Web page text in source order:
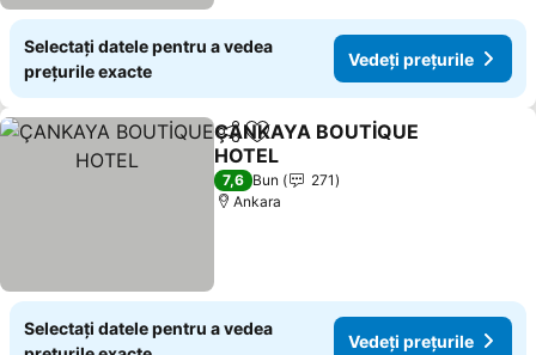
Selectați datele pentru a vedea
prețurile exacte
Vedeți prețurile
DistribuițiAdăugaţi la favorite
ÇANKAYA BOUTİQUE
HOTEL
7,6 Bun
271
Ankara
Selectați datele pentru a vedea
Vedeți prețurile